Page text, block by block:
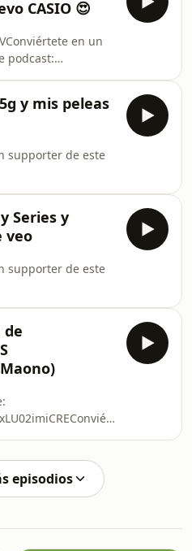
CASIO 😍
en un
podcast:
y mis peleas
supporter de este
Series y
veo
supporter de este
de
support.
episodios